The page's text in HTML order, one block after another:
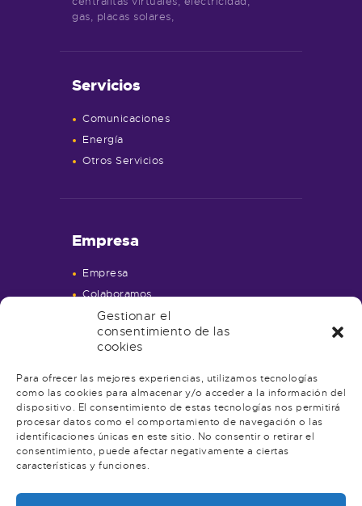
Gestionar el
consentimiento de las
cookies
Para ofrecer las mejores experiencias, utilizamos tecnologías
como las cookies para almacenar y/o acceder a la información del
dispositivo. El consentimiento de estas tecnologías nos permitirá
procesar datos como el comportamiento de navegación o las
identificaciones únicas en este sitio. No consentir o retirar el
consentimiento, puede afectar negativamente a ciertas
características y funciones.
gas, placas solares,
Servicios
Comunicaciones
Energía
Otros Servicios
Empresa
Empresa
Colaboramos
Contacto
Política de Privacidad
Política de Cookies
Accesibilidad
876090366